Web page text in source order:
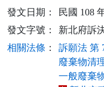
發文日期：
民國 108
發文字號：
新北府訴
相關法條 ：
訴願法 第
廢棄物清
一般廢棄